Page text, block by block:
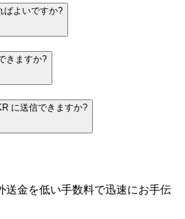
ばよいですか?
きますか?
に送信できますか?
送金を低い手数料で迅速にお手伝